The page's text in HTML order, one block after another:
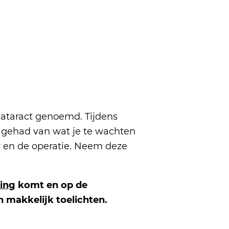
genoemd. Tijdens
van wat je te wachten
de operatie. Neem deze
komt en op de
makkelijk toelichten.